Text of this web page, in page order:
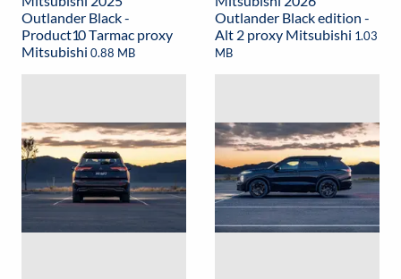
Outlander Black -
Product10 Tarmac proxy
Mitsubishi 0.88 MB
Outlander Black edition -
Alt 2 proxy Mitsubishi 1.03
MB